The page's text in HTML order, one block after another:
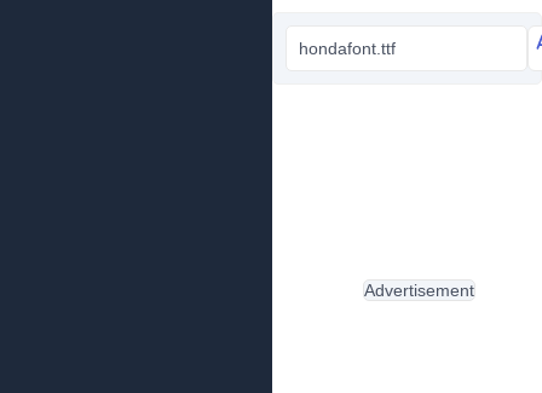
hondafont.ttf
Advertisement